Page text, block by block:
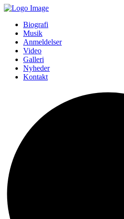
Biografi
Musik
Anmeldelser
Video
Galleri
Nyheder
Kontakt